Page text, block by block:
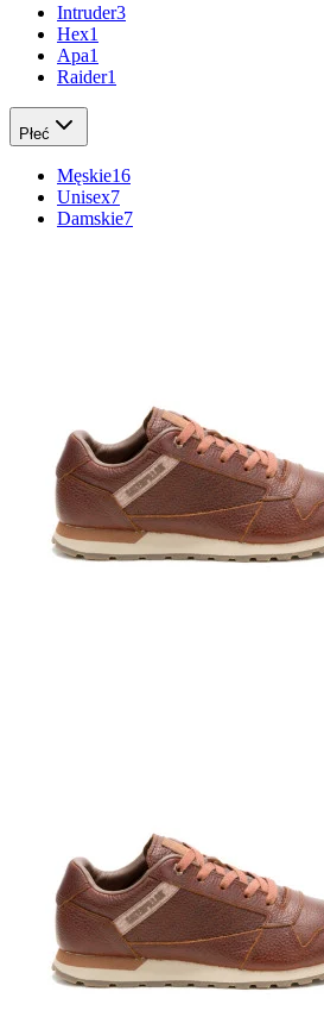
Intruder3
Hex1
Apa1
Raider1
Płeć
Męskie16
Unisex7
Damskie7